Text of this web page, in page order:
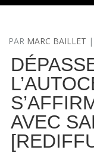
PAR MARC BAILLET |
AVEC